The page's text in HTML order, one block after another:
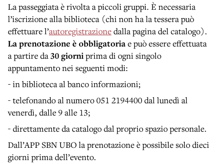
La passeggiata è rivolta a piccoli gruppi. È necessaria
l’iscrizione alla biblioteca (chi non ha la tessera può
effettuare l’autoregistrazionedalla pagina del catalogo).
La prenotazione è obbligatoriae può essere effettuata
a partire da30 giorniprima di ogni singolo
appuntamento nei seguenti modi:
- in biblioteca al banco informazioni;
- telefonando al numero 051 2194400 dal lunedì al
venerdì, dalle 9 alle 13;
- direttamente da catalogo dal proprio spazio personale.
Dall’APP SBN UBO la prenotazione è possibile solo dieci
giorni prima dell’evento.